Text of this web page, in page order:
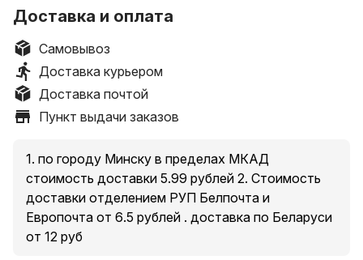
обслуживания. Она имеет небольшой вес и легко
транспортируется.
Если вы планируете обработать небольшой участок,
то приобрести лучше ручную садовую косу. Серп
имеет складную конструкцию, для этого
прорезиненной ручкой.
Характеристика:
Доставка и оплата
Самовывоз
Доставка курьером
Доставка почтой
Пункт выдачи заказов
1. по городу Минску в пределах МКАД
стоимость доставки 5.99 рублей 2. Стоимость
доставки отделением РУП Белпочта и
Европочта от 6.5 рублей . доставка по Беларуси
от 12 руб